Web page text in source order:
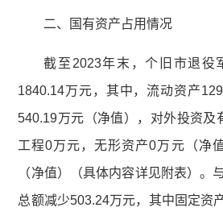
二、国有资产占用情况
截至2023年末，个旧市退役
1840.14万元，其中，流动资产
540.19万元（净值），对外投资及
工程0万元，无形资产0万元（净
（净值）（具体内容详见附表）。
总额减少503.24万元，其中固定资